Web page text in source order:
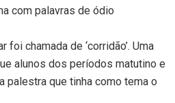
com palavras de ódio
chamada de ‘corridão’. Uma
alunos dos períodos matutino e
palestra que tinha como tema o